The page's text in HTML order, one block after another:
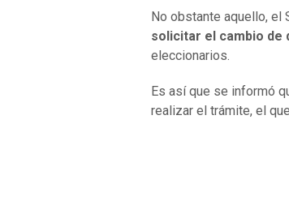
No obstante aquello, el
solicitar el cambio de
eleccionarios.
Es así que se informó
realizar el trámite, el